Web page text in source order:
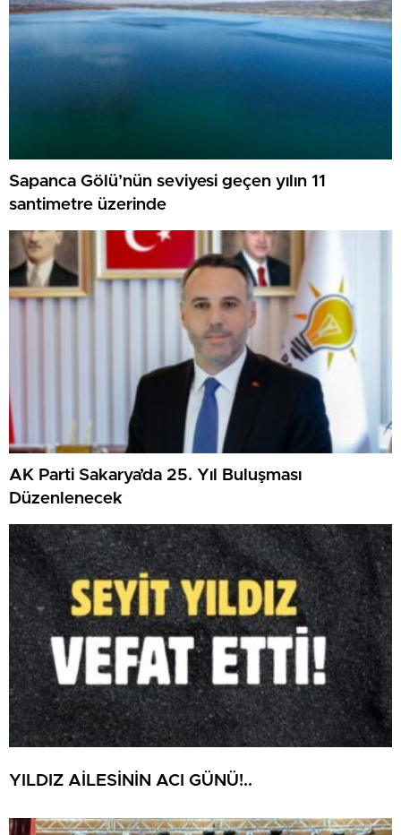
Sapanca Gölü’nün seviyesi geçen yılın 11
santimetre üzerinde
AK Parti Sakarya’da 25. Yıl Buluşması
Düzenlenecek
YILDIZ AİLESİNİN ACI GÜNÜ!..